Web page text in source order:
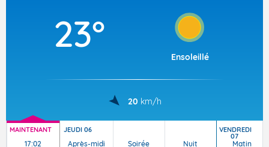
23°
Ensoleillé
20 km/h
MAINTENANT
17:02
JEUDI 06
Après-midi Soirée Nuit
VENDREDI
07
Matin